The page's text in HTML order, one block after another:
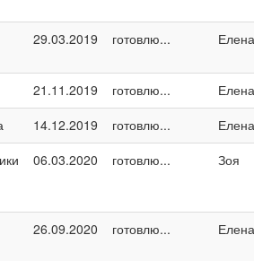
29.03.2019 готовлю...
21.11.2019 готовлю...
14.12.2019 готовлю...
06.03.2020 готовлю... Зоя
26.09.2020 готовлю...